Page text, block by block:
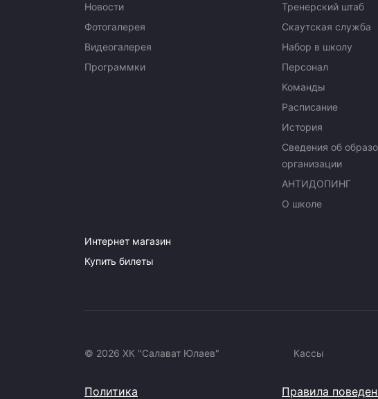
Новости
Фотогалерея
Видеогалерея
Программки
Тренерский штаб
Скаутская служба
Набор в школу
Персонал
Команды
Расписание
История
Сведения об
организации
АНТИДОПИНГ
О школе
Интернет магазин
Купить билеты
© 2026 ХК "Салават Юлаев" Кассы
Политика
Правила